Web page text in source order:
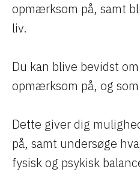
opmærksom på, samt
liv.
Du kan blive bevidst
opmærksom på, og
Dette giver dig
på, samt undersøge
fysisk og psykisk